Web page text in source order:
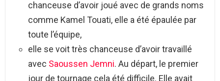
chanceuse d’avoir joué avec de grands noms
comme Kamel Touati, elle a été épaulée par
toute l’équipe,
elle se voit très chanceuse d’avoir travaillé
avec Saoussen Jemni. Au départ, le premier
jour de tournage cela été difficile. Elle avait